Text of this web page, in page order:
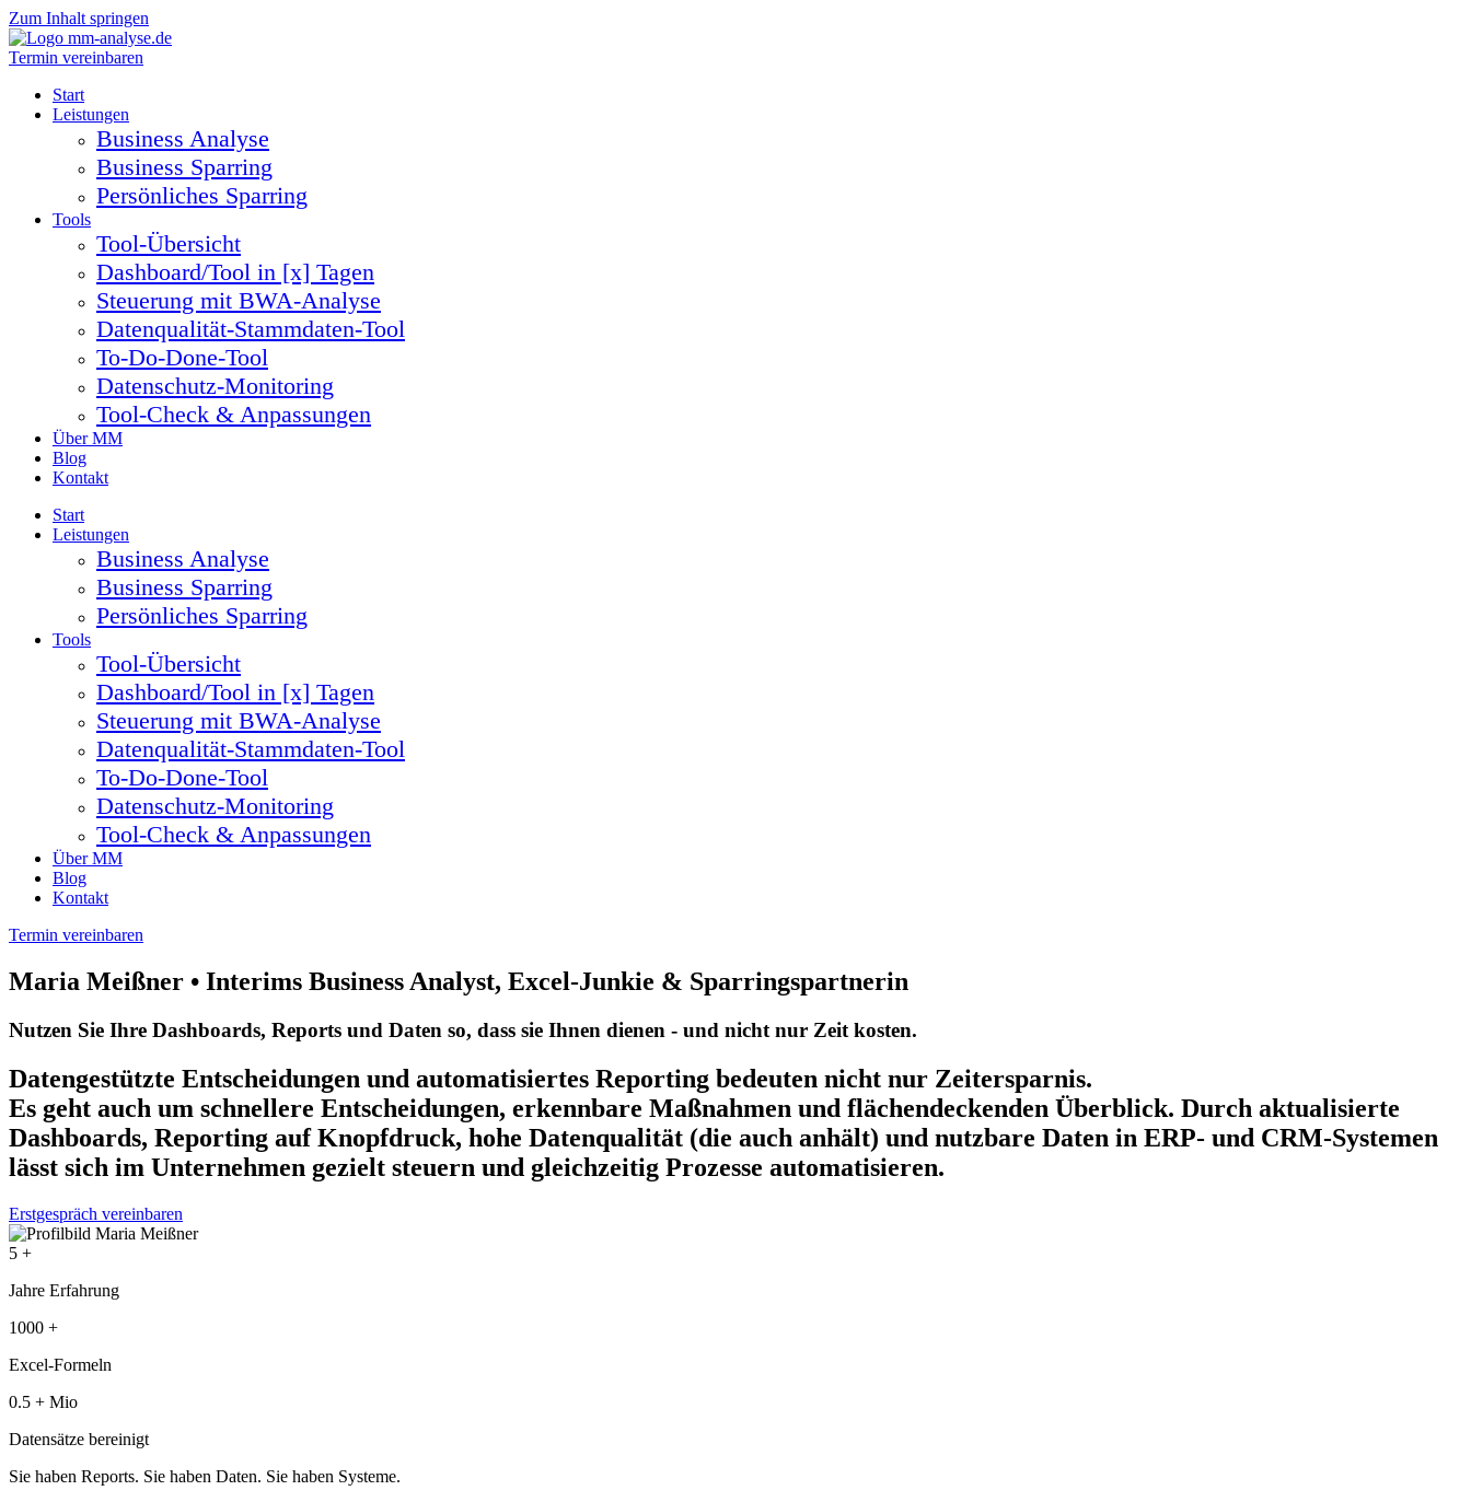
Zum Inhalt springen
Termin vereinbaren
Start
Leistungen
Business Analyse
Business Sparring
Persönliches Sparring
Tools
Tool-Übersicht
Dashboard/Tool in [x] Tagen
Steuerung mit BWA-Analyse
Datenqualität-Stammdaten-Tool
To-Do-Done-Tool
Datenschutz-Monitoring
Tool-Check & Anpassungen
Über MM
Blog
Kontakt
Start
Leistungen
Business Analyse
Business Sparring
Persönliches Sparring
Tools
Tool-Übersicht
Dashboard/Tool in [x] Tagen
Steuerung mit BWA-Analyse
Datenqualität-Stammdaten-Tool
To-Do-Done-Tool
Datenschutz-Monitoring
Tool-Check & Anpassungen
Über MM
Blog
Kontakt
Termin vereinbaren
Maria Meißner • Interims Business Analyst, Excel-Junkie & Sparringspartnerin
Nutzen Sie Ihre Dashboards, Reports und Daten so, dass sie Ihnen dienen - und nicht nur Zeit kosten.
Datengestützte Entscheidungen und automatisiertes Reporting bedeuten nicht nur Zeitersparnis.
Es geht auch um schnellere Entscheidungen, erkennbare Maßnahmen und flächendeckenden Überblick. Durch aktualisierte
Dashboards, Reporting auf Knopfdruck, hohe Datenqualität (die auch anhält) und nutzbare Daten in ERP- und CRM-Systemen
lässt sich im Unternehmen gezielt steuern und gleichzeitig Prozesse automatisieren.
Erstgespräch vereinbaren
5 +
Jahre Erfahrung
1000 +
Excel-Formeln
0.5 + Mio
Datensätze bereinigt
Sie haben Reports. Sie haben Daten. Sie haben Systeme.